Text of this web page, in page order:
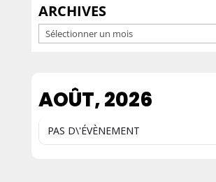
ARCHIVES
Archives
AOÛT, 2026
PAS D\'ÉVÈNEMENT